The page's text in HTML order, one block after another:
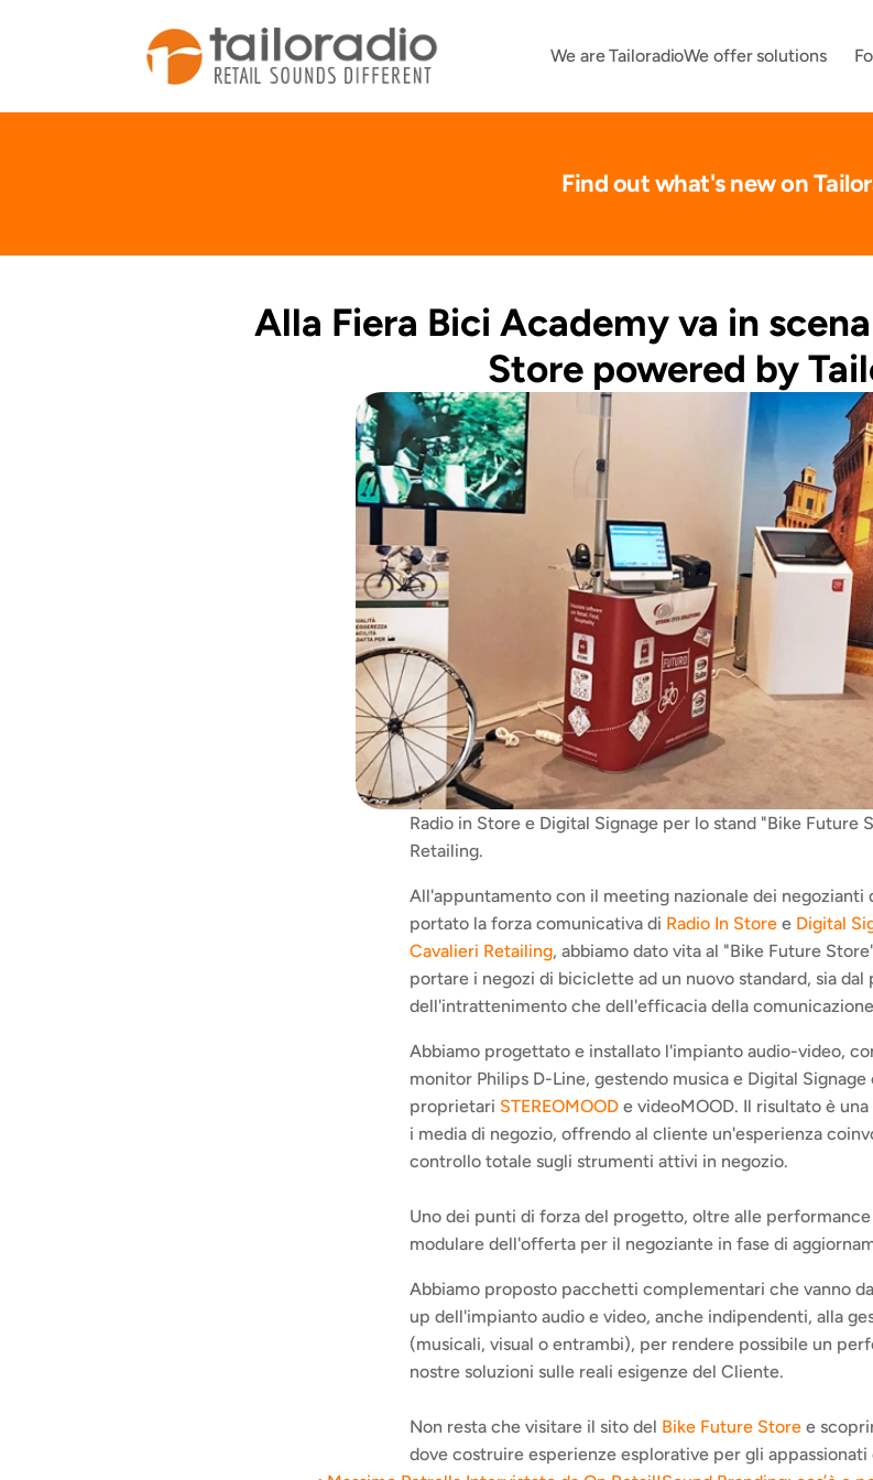
We are TailoradioWe offer solutions
Find out what's new on
Alla Fiera Bici Academy va in
Store powered by
Radio in Store e Digital Signage per lo stand "Bike Future
Retailing.
All'appuntamento con il meeting nazionale dei negozianti
portato la forza comunicativa di Radio In Store e Digital
Cavalieri Retailing, abbiamo dato vita al "Bike Future
portare i negozi di biciclette ad un nuovo standard, sia dal
dell'intrattenimento che dell'efficacia della
Abbiamo progettato e installato l'impianto audio-video,
monitor Philips D-Line, gestendo musica e Digital
proprietari STEREOMOOD e videoMOOD. Il risultato è
i media di negozio, offrendo al cliente un'esperienza
controllo totale sugli strumenti attivi in negozio.
Uno dei punti di forza del progetto, oltre alle
modulare dell'offerta per il negoziante in fase di
Abbiamo proposto pacchetti complementari che vanno
up dell'impianto audio e video, anche indipendenti, alla
(musicali, visual o entrambi), per rendere possibile un
nostre soluzioni sulle reali esigenze del Cliente.
Non resta che visitare il sito del Bike Future Store e
dove costruire esperienze esplorative per gli appassionati